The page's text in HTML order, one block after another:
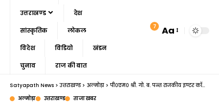
उत्तराखण्ड देश
सांस्कृतिक लोकल
विदेश विडियो खंडन
चुनाव राज की बात
7 Aa
Satyapath News >उत्तराखण्ड> अल्मोड़ा> पी०एम० श्री. गो. ब. पन्त राजकीय इण्टर कॉलेज खूँट का प्रथम वार्षिकोत्सव ‘स्वस्त्ययनम्’ पूर्ण हर्षोत्साह के साथ मनाया
अल्मोड़ा
उत्तराखण्ड ताजा खबर